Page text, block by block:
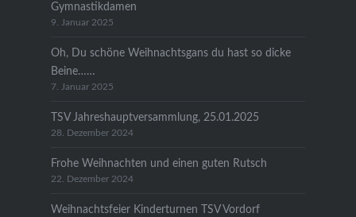
Gymnastikdamen
9. Januar 2025
Oh, Du schöne Weihnachtsgans du hast so dicke
Beine……
7. Januar 2025
TSV Jahreshauptversammlung, 25.01.2025
28. Dezember 2024
Frohe Weihnachten und einen guten Rutsch
22. Dezember 2024
Weihnachtsfeier Kinderturnen TSV Vordorf